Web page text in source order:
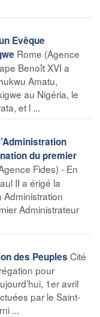
Evêque
Rome (Agence
Benoît XVI a
Amatu,
au Nigéria, le
et l ...
du premier
Fides) - En
II a érigé la
Administration
Administrateur
des Peuples Cité
pour
1er avril
par le Saint-
...